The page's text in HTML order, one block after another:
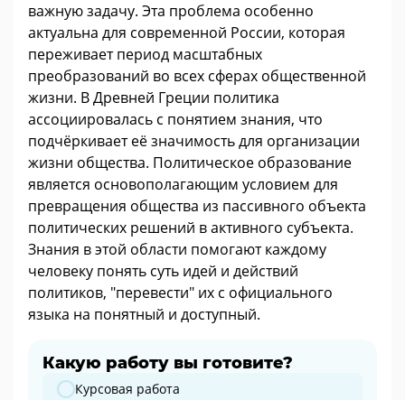
важную задачу. Эта проблема особенно
актуальна для современной России, которая
переживает период масштабных
преобразований во всех сферах общественной
жизни. В Древней Греции политика
ассоциировалась с понятием знания, что
подчёркивает её значимость для организации
жизни общества. Политическое образование
является основополагающим условием для
превращения общества из пассивного объекта
политических решений в активного субъекта.
Знания в этой области помогают каждому
человеку понять суть идей и действий
политиков, "перевести" их с официального
языка на понятный и доступный.
Какую работу вы готовите?
Какую работу вы готовите?
Курсовая работа